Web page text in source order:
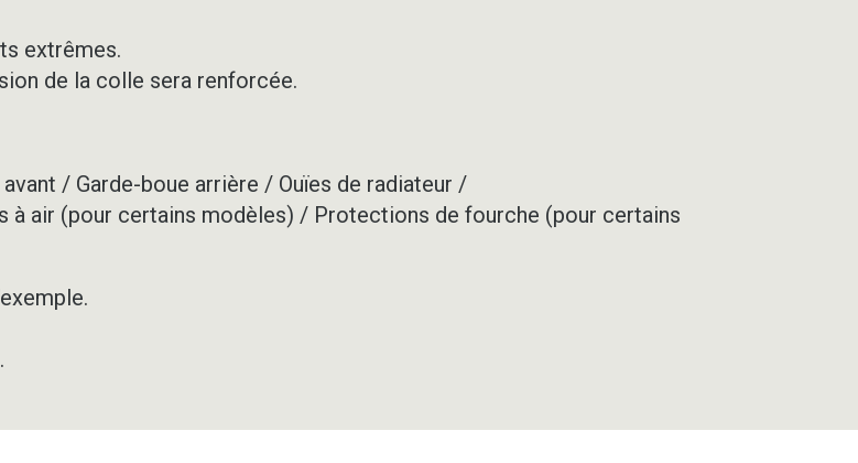
2DR1
extrêmes.
de la colle sera renforcée.
/ Garde-boue arrière / Ouïes de radiateur /
air (pour certains modèles) / Protections de fourche (pour certains